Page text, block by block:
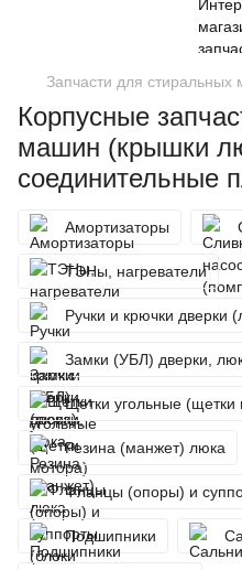
Запчасти для стиральных
Корпусные
машин (крышки
соединительные
Амортизаторы
ТЭНы, нагреватели
Ручки и крючки дверки
Замки (УБЛ) дверки,
Щетки угольные (щетки
Резина (манжет) люка
Фланцы (опоры) и
Подшипники